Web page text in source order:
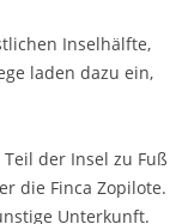
Inselhälfte,
laden dazu ein,
der Insel zu Fuß
die Finca Zopilote.
Unterkunft.